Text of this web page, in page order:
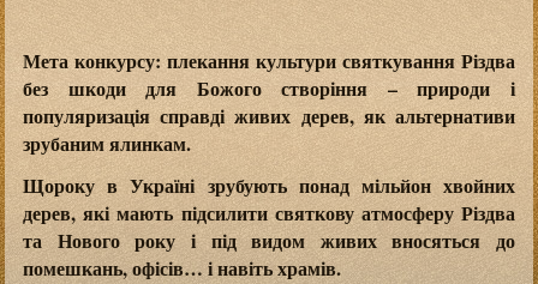
Мета конкурсу: плекання культури святкування Різдва
без шкоди для Божого створіння – природи і
популяризація справді живих дерев, як альтернативи
зрубаним ялинкам.
Щороку в Україні зрубують понад мільйон хвойних
дерев, які мають підсилити святкову атмосферу Різдва
та Нового року і під видом живих вносяться до
помешкань, офісів… і навіть храмів.